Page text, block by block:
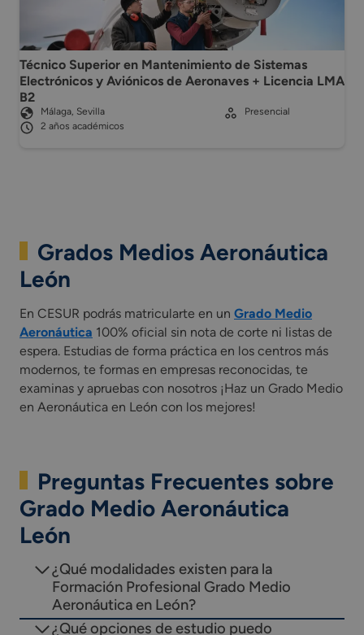
Técnico Superior en Mantenimiento de Sistemas
Electrónicos y Aviónicos de Aeronaves + Licencia LMA
B2
Málaga, Sevilla
2 años académicos
Presencial
Grados Medios Aeronáutica
León
En CESUR podrás matricularte en un Grado Medio
Aeronáutica 100% oficial sin nota de corte ni listas de
espera. Estudias de forma práctica en los centros más
modernos, te formas en empresas reconocidas, te
examinas y apruebas con nosotros ¡Haz un Grado Medio
en Aeronáutica en León con los mejores!
Preguntas Frecuentes sobre
Grado Medio Aeronáutica
León
¿Qué modalidades existen para la
Formación Profesional Grado Medio
Aeronáutica en León?
¿Qué opciones de estudio puedo